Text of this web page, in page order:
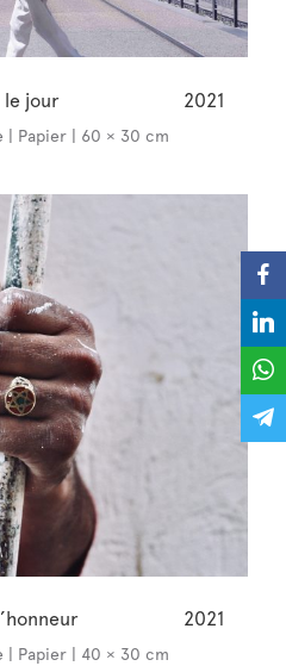
le jour 2021
| Papier | 60 × 30 cm
2021
| Papier | 40 × 30 cm